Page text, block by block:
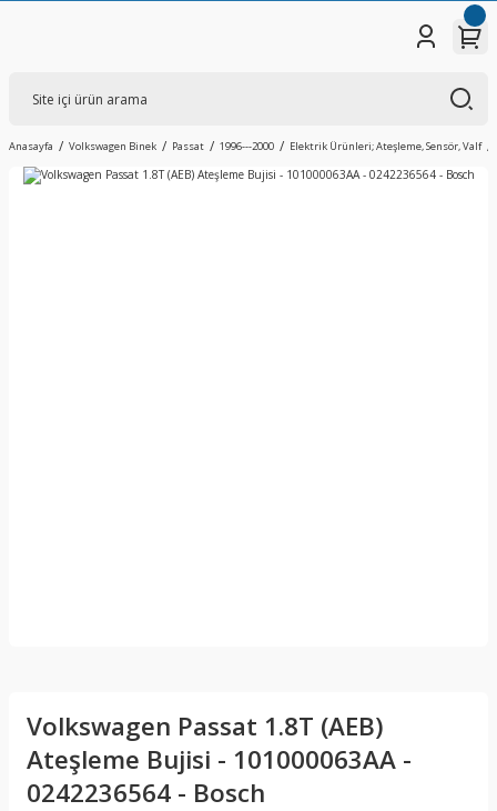
Anasayfa Volkswagen Binek Passat 1996---2000 Elektrik Ürünleri; Ateşleme, Sensör, Valf
Volkswagen Passat 1.8T (AEB)
Ateşleme Bujisi - 101000063AA -
0242236564 - Bosch